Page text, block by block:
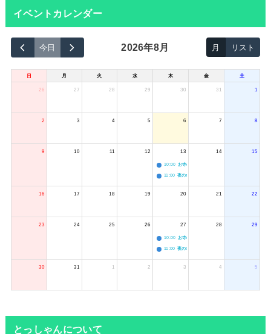
イベントカレンダー
今日 2026年8月 月 リスト
日 月 火 水 木 金 土
26 27 28 29 30 31 1
2 3 4 5 6 7 8
9 10 11 12 13
10:00 お寺のジャグリング教室
11:00 夜のボードゲーム会
14 15
16 17 18 19 20 21 22
23 24 25 26 27
10:00 お寺のジャグリング教室
11:00 夜のボードゲーム会
28 29
30 31 1 2 3 4 5
とっしゃんについて